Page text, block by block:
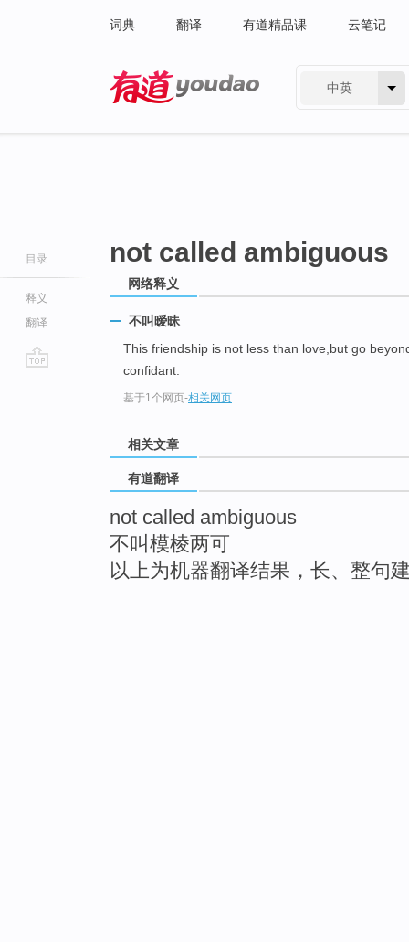
词典 翻译 有道精品课 云笔记
中英
目录
释义
翻译
not called ambiguous
网络释义
不叫暧昧
This friendship is not less than love,but go
confidant.
基于1个网页-相关网页
相关文章
有道翻译
not called ambiguous
不叫模棱两可
以上为机器翻译结果，长、整句